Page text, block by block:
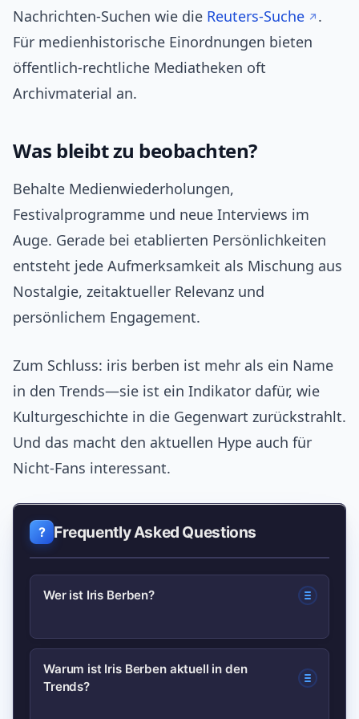
Nachrichten-Suchen wie die Reuters-Suche
.
Für medienhistorische Einordnungen bieten
öffentlich-rechtliche Mediatheken oft
Archivmaterial an.
Was bleibt zu beobachten?
Behalte Medienwiederholungen,
Festivalprogramme und neue Interviews im
Auge. Gerade bei etablierten Persönlichkeiten
entsteht jede Aufmerksamkeit als Mischung aus
Nostalgie, zeitaktueller Relevanz und
persönlichem Engagement.
Zum Schluss: iris berben ist mehr als ein Name
in den Trends—sie ist ein Indikator dafür, wie
Kulturgeschichte in die Gegenwart zurückstrahlt.
Und das macht den aktuellen Hype auch für
Nicht-Fans interessant.
Frequently Asked Questions
Wer ist Iris Berben?
Iris Berben ist eine bekannte deutsche
Schauspielerin mit einer langen Karriere
Warum ist Iris Berben aktuell in den
Trends?